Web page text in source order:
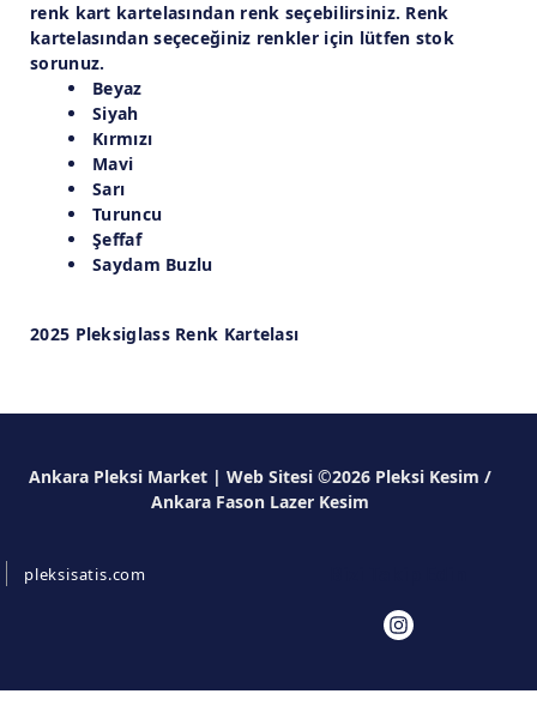
renk kart kartelasından renk seçebilirsiniz. Renk
kartelasından seçeceğiniz renkler için lütfen stok
sorunuz.
Beyaz
Siyah
Kırmızı
Mavi
Sarı
Turuncu
Şeffaf
Saydam Buzlu
2025 Pleksiglass Renk Kartelası
Ankara Pleksi Market | Web Sitesi ©2026 Pleksi Kesim /
Ankara Fason Lazer Kesim
pleksisatis.com